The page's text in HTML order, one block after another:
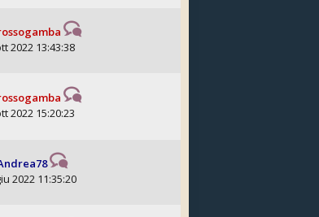
2022 13:43:38
2022 15:20:23
2022 11:35:20